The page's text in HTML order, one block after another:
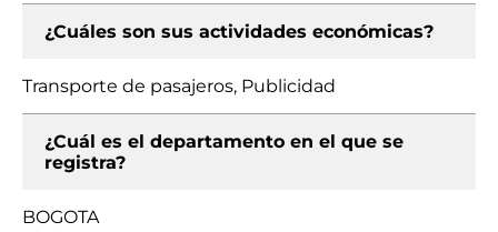
¿Cuáles son sus actividades económicas?
Transporte de pasajeros, Publicidad
¿Cuál es el departamento en el que se
registra?
BOGOTA